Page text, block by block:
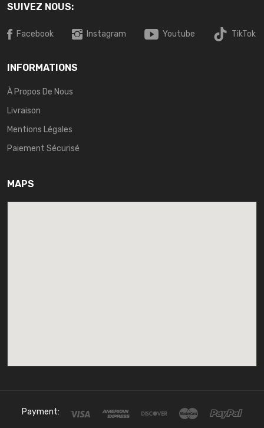
SUIVEZ NOUS:
Facebook Instagram Youtube TikTok
INFORMATIONS
À Propos De Nous
Livraison
Mentions Légales
Paiement Sécurisé
MAPS
Payment: